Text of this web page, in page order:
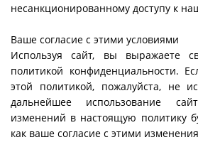
несанкционированному доступу к
Ваше согласие с этими условиями
Используя сайт, вы выражаете
политикой конфиденциальности.
этой политикой, пожалуйста, не
дальнейшее использование
изменений в настоящую политику
как ваше согласие с этими